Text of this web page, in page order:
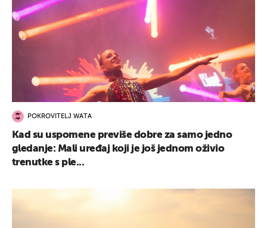
POKROVITELJ WATA
Kad su uspomene previše dobre za samo jedno
gledanje: Mali uređaj koji je još jednom oživio
trenutke s ple...